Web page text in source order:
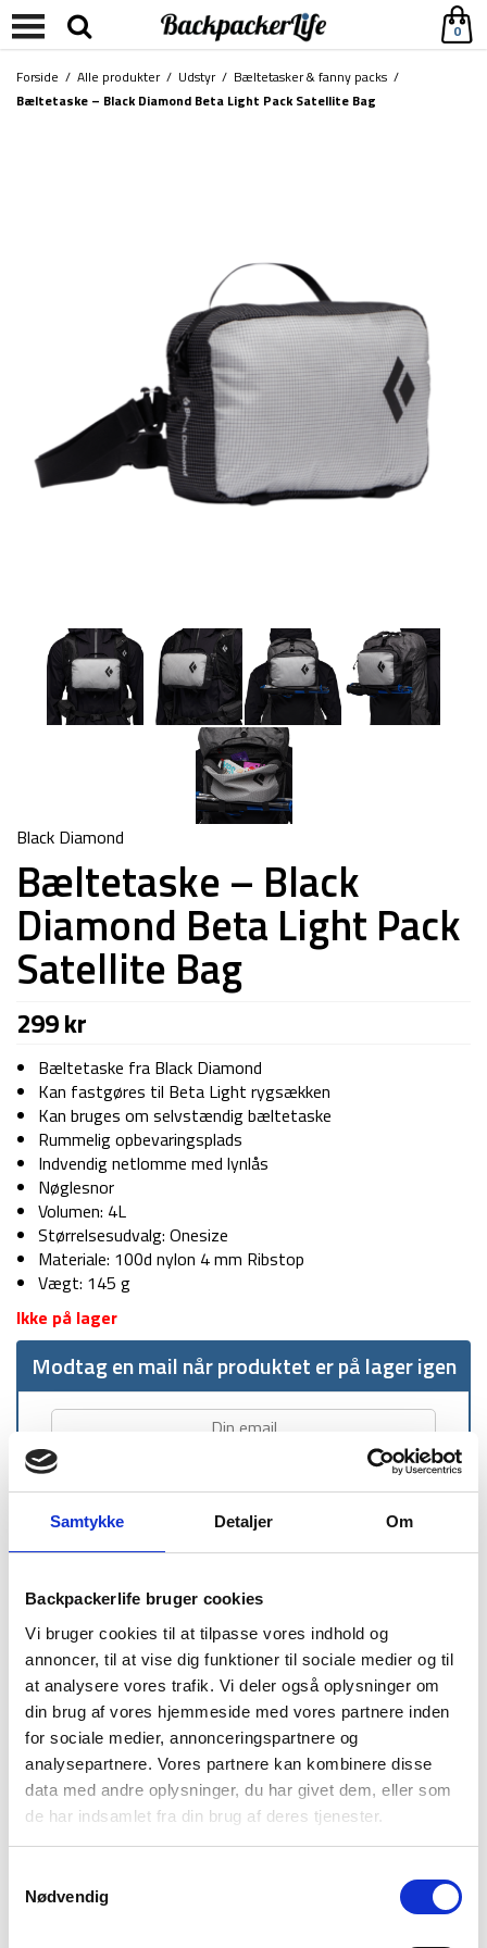
Samtykke Detaljer Om
Backpackerlife bruger cookies
Vi bruger cookies til at tilpasse vores indhold og
annoncer, til at vise dig funktioner til sociale medier og til
at analysere vores trafik. Vi deler også oplysninger om
din brug af vores hjemmeside med vores partnere inden
for sociale medier, annonceringspartnere og
analysepartnere. Vores partnere kan kombinere disse
data med andre oplysninger, du har givet dem, eller som
de har indsamlet fra din brug af deres tjenester.
Nødvendig
0
Forside / Alle produkter/ Udstyr/ Bæltetasker & fanny packs /
Bæltetaske – Black Diamond Beta Light Pack Satellite Bag
Black Diamond
Bæltetaske – Black
Diamond Beta Light Pack
Satellite Bag
299kr
Bæltetaske fra Black Diamond
Kan fastgøres til Beta Light rygsækken
Kan bruges om selvstændig bæltetaske
Rummelig opbevaringsplads
Indvendig netlomme med lynlås
Nøglesnor
Volumen: 4L
Størrelsesudvalg: Onesize
Materiale: 100d nylon 4 mm Ribstop
Vægt: 145 g
Ikke på lager
Modtag en mail når produktet er på lager igen
1-2 dages
levering
Fri fragt over
BESKRIVELSE BRAND FAQ
Bæltetasken Beta Light Pack Satellite fra Black Diamond er
udviklet til at passe tilBeta Light rygsækkeneller til at blive
Bæltetasken er designet til at give god opbevaringsplads og